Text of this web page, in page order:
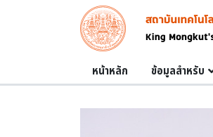
Skip to main content
Image
Main navigation
หน้าหลัก ข้อมูลสำหรับ